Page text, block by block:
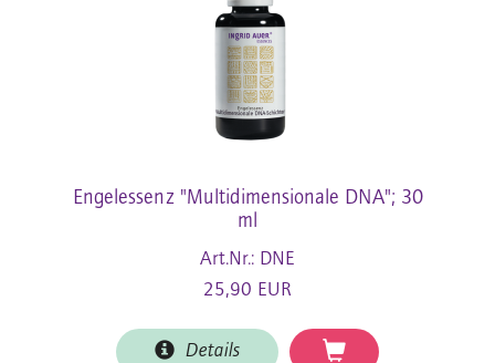
Engelessenz "Multidimensionale DNA"; 30
ml
Art.Nr.: DNE
25,90 EUR
Details